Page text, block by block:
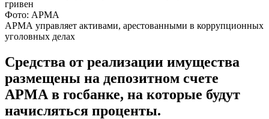
Фото: АРМА
АРМА управляет активами, арестованными в коррупционных
уголовных делах
Средства от реализации имущества
размещены на депозитном счете
АРМА в госбанке, на которые будут
начисляться проценты.